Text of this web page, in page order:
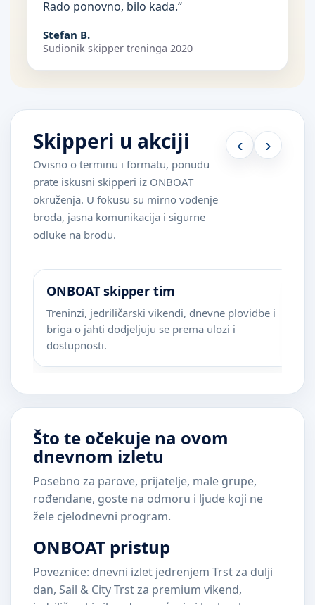
Rado ponovno, bilo kada.“
Stefan B.
Sudionik skipper treninga 2020
Skipperi u akciji
Ovisno o terminu i formatu, ponudu
prate iskusni skipperi iz ONBOAT
okruženja. U fokusu su mirno vođenje
broda, jasna komunikacija i sigurne
odluke na brodu.
‹ ›
ONBOAT skipper tim
Treninzi, jedriličarski vikendi, dnevne plovidbe i
briga o jahti dodjeljuju se prema ulozi i
dostupnosti.
Što te očekuje na ovom
dnevnom izletu
Posebno za parove, prijatelje, male grupe,
rođendane, goste na odmoru i ljude koji ne
žele cjelodnevni program.
ONBOAT pristup
Poveznice: dnevni izlet jedrenjem Trst za dulji
dan, Sail & City Trst za premium vikend,